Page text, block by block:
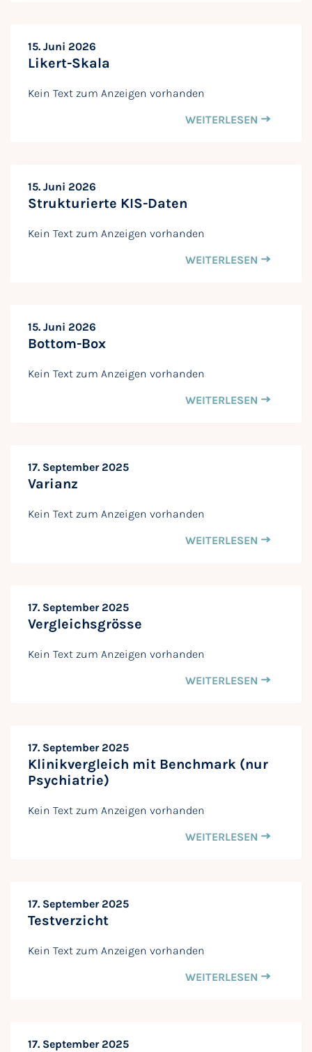
15. Juni 2026
Likert-Skala
Kein Text zum Anzeigen vorhanden
WEITERLESEN
15. Juni 2026
Strukturierte KIS-Daten
Kein Text zum Anzeigen vorhanden
WEITERLESEN
15. Juni 2026
Bottom-Box
Kein Text zum Anzeigen vorhanden
WEITERLESEN
17. September 2025
Varianz
Kein Text zum Anzeigen vorhanden
WEITERLESEN
17. September 2025
Vergleichsgrösse
Kein Text zum Anzeigen vorhanden
WEITERLESEN
17. September 2025
Klinikvergleich mit Benchmark (nur
Psychiatrie)
Kein Text zum Anzeigen vorhanden
WEITERLESEN
17. September 2025
Testverzicht
Kein Text zum Anzeigen vorhanden
WEITERLESEN
17. September 2025